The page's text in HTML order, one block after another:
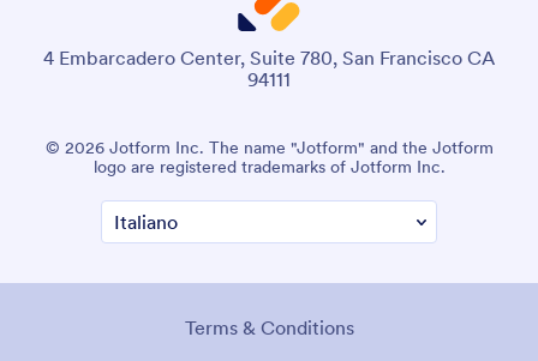
4 Embarcadero Center, Suite 780, San Francisco CA
94111
© 2026 Jotform Inc. The name "Jotform" and the Jotform
logo are registered trademarks of Jotform Inc.
Terms & Conditions